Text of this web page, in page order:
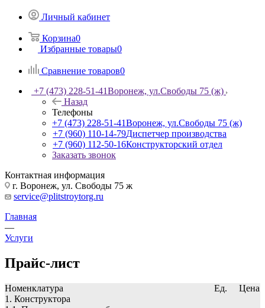
Личный кабинет
Корзина0
Избранные товары0
Сравнение товаров0
+7 (473) 228-51-41Воронеж, ул.Свободы 75 (ж)
Назад
Телефоны
+7 (473) 228-51-41Воронеж, ул.Свободы 75 (ж)
+7 (960) 110-14-79Диспетчер производства
+7 (960) 112-50-16Конструкторский отдел
Заказать звонок
Контактная информация
г. Воронеж, ул. Свободы 75 ж
service@plitstroytorg.ru
Главная
—
Услуги
Прайс-лист
Номенклатура Ед.
Цена
1. Конструктора